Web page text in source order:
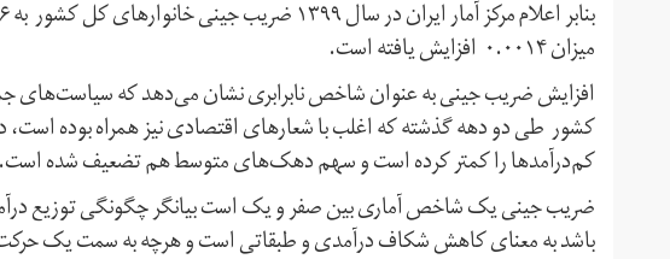
میزان ۰.۰۰۱۴ افزايش یافته است.
افزایش ضریب جینی به عنوان شاخص نابرابری نشان می‌دهد که سیاست‌های
کشور طی دو دهه گذشته که اغلب با شعار‌های اقتصادی نیز همراه بوده است،
کم‌درآمدها را کمتر کرده است و سهم دهک‌های متوسط هم تضعیف شده است.
ضریب جینی یک شاخص آماری بین صفر و یک است بیانگر چگونگی توزیع
باشد به معنای کاهش شکاف درآمدی و طبقاتی است و هرچه به سمت یک حرکت